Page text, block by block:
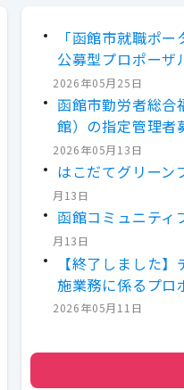
「函館市就職ポ
公募型プロポーザ
2026年05月25日
函館市勤労者総合
館）の指定管理者
2026年05月13日
はこだてグリーン
月13日
函館コミュニティ
月13日
【終了しました
施業務に係るプロ
2026年05月11日